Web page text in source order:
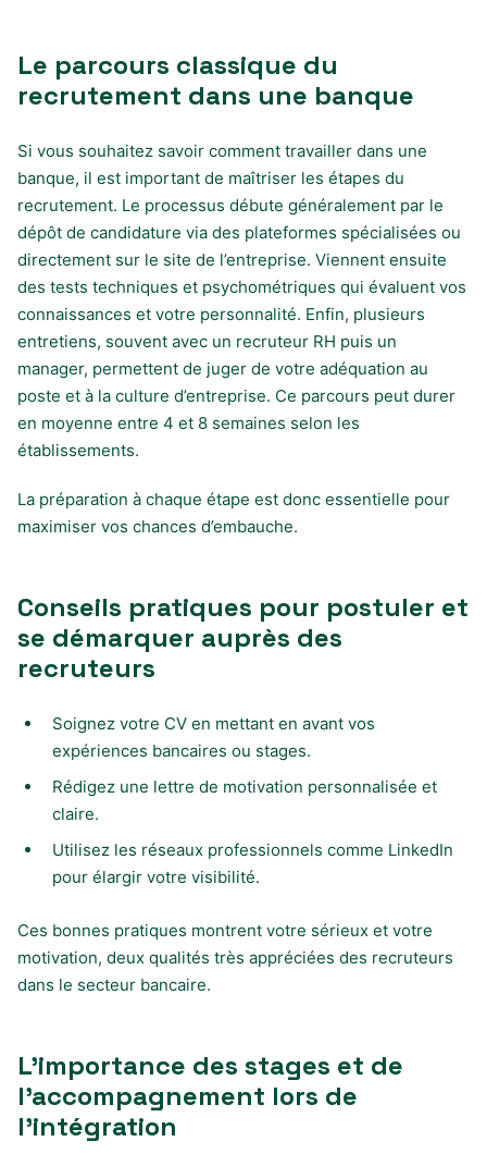
Le parcours classique du
recrutement dans une banque
Si vous souhaitez savoir comment travailler dans une
banque, il est important de maîtriser les étapes du
recrutement. Le processus débute généralement par le
dépôt de candidature via des plateformes spécialisées ou
directement sur le site de l’entreprise. Viennent ensuite
des tests techniques et psychométriques qui évaluent vos
connaissances et votre personnalité. Enfin, plusieurs
entretiens, souvent avec un recruteur RH puis un
manager, permettent de juger de votre adéquation au
poste et à la culture d’entreprise. Ce parcours peut durer
en moyenne entre 4 et 8 semaines selon les
établissements.
La préparation à chaque étape est donc essentielle pour
maximiser vos chances d’embauche.
Conseils pratiques pour postuler et
se démarquer auprès des
recruteurs
Soignez votre CV en mettant en avant vos
expériences bancaires ou stages.
Rédigez une lettre de motivation personnalisée et
claire.
Utilisez les réseaux professionnels comme LinkedIn
pour élargir votre visibilité.
Ces bonnes pratiques montrent votre sérieux et votre
motivation, deux qualités très appréciées des recruteurs
dans le secteur bancaire.
L’importance des stages et de
l’accompagnement lors de
l’intégration